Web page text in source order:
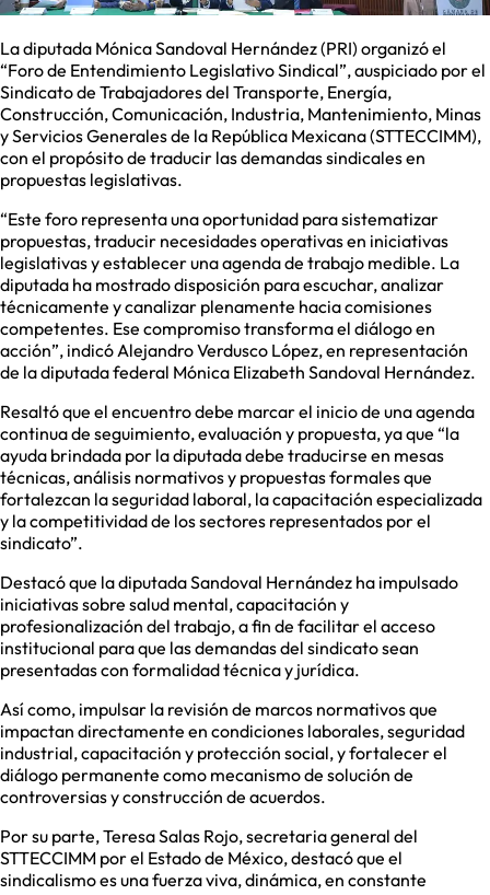
La diputada Mónica Sandoval Hernández (PRI) organizó el
“Foro de Entendimiento Legislativo Sindical”, auspiciado por el
Sindicato de Trabajadores del Transporte, Energía,
Construcción, Comunicación, Industria, Mantenimiento, Minas
y Servicios Generales de la República Mexicana (STTECCIMM),
con el propósito de traducir las demandas sindicales en
propuestas legislativas.
“Este foro representa una oportunidad para sistematizar
propuestas, traducir necesidades operativas en iniciativas
legislativas y establecer una agenda de trabajo medible. La
diputada ha mostrado disposición para escuchar, analizar
técnicamente y canalizar plenamente hacia comisiones
competentes. Ese compromiso transforma el diálogo en
acción”, indicó Alejandro Verdusco López, en representación
de la diputada federal Mónica Elizabeth Sandoval Hernández.
Resaltó que el encuentro debe marcar el inicio de una agenda
continua de seguimiento, evaluación y propuesta, ya que “la
ayuda brindada por la diputada debe traducirse en mesas
técnicas, análisis normativos y propuestas formales que
fortalezcan la seguridad laboral, la capacitación especializada
y la competitividad de los sectores representados por el
sindicato”.
Destacó que la diputada Sandoval Hernández ha impulsado
iniciativas sobre salud mental, capacitación y
profesionalización del trabajo, a fin de facilitar el acceso
institucional para que las demandas del sindicato sean
presentadas con formalidad técnica y jurídica.
Así como, impulsar la revisión de marcos normativos que
impactan directamente en condiciones laborales, seguridad
industrial, capacitación y protección social, y fortalecer el
diálogo permanente como mecanismo de solución de
controversias y construcción de acuerdos.
Por su parte, Teresa Salas Rojo, secretaria general del
STTECCIMM por el Estado de México, destacó que el
sindicalismo es una fuerza viva, dinámica, en constante